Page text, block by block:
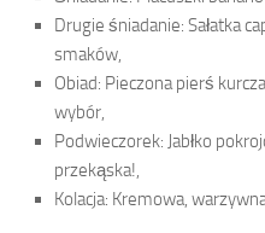
Drugie śniadanie: Sałatka
smaków,
Obiad: Pieczona pierś
wybór,
Podwieczorek: Jabłko
przekąska!,
Kolacja: Kremowa,